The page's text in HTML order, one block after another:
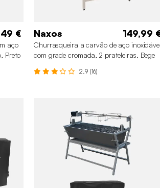
€
aço
Preto
Naxos 149,99
Churrasqueira a carvão de aço inoxidável
com grade cromada, 2 prateleiras, Bege
2.9 (16)